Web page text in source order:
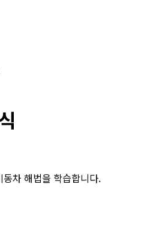
차 해법을 학습합니다.